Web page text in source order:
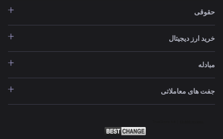
حقوقی
خرید ارز دیجیتال
مبادله
جفت های معاملاتی